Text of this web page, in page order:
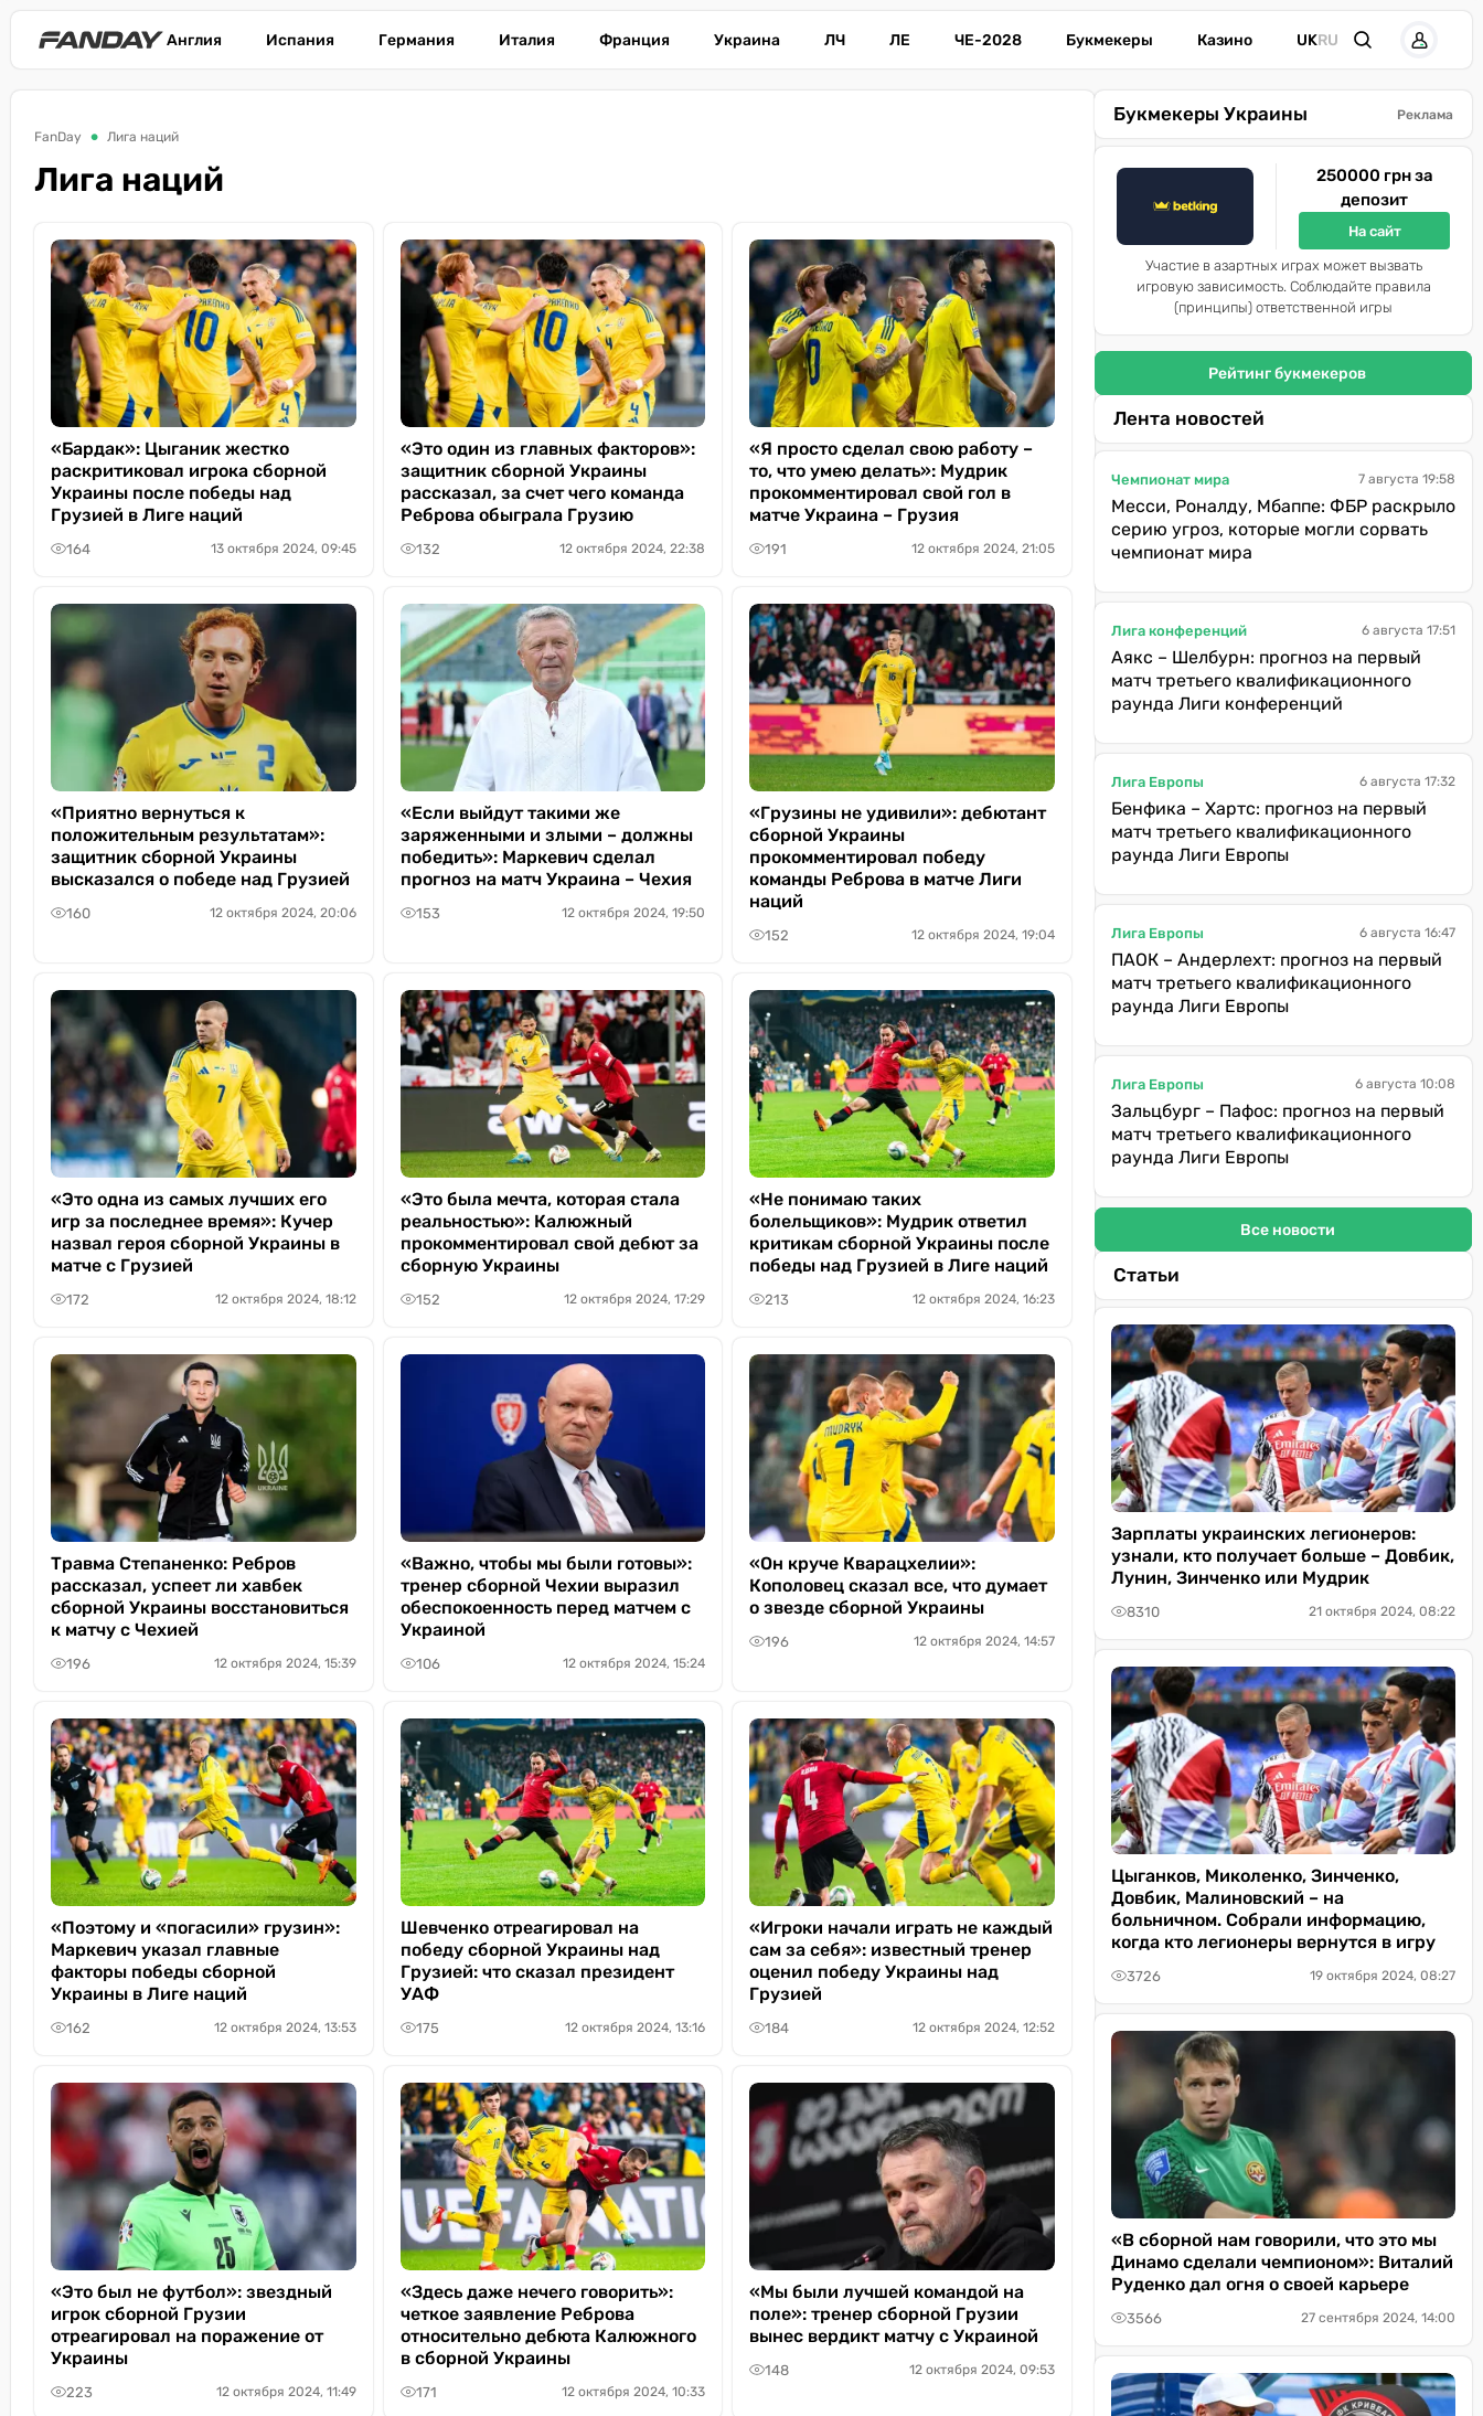
Англия Испания Германия Италия Франция Украина ЛЧ ЛЕ ЧЕ-2028 Букмекеры Казино UKRU
FanDay Лига наций
Лига наций
«Бардак»: Цыганик жестко
раскритиковал игрока сборной
Украины после победы над
Грузией в Лиге наций
164 13 октября 2024, 09:45
«Это один из главных факторов»:
защитник сборной Украины
рассказал, за счет чего команда
Реброва обыграла Грузию
132 12 октября 2024, 22:38
«Я просто сделал свою работу –
то, что умею делать»: Мудрик
прокомментировал свой гол в
матче Украина – Грузия
191 12 октября 2024, 21:05
«Приятно вернуться к
положительным результатам»:
защитник сборной Украины
высказался о победе над Грузией
160 12 октября 2024, 20:06
«Если выйдут такими же
заряженными и злыми – должны
победить»: Маркевич сделал
прогноз на матч Украина – Чехия
153 12 октября 2024, 19:50
«Грузины не удивили»: дебютант
сборной Украины
прокомментировал победу
команды Реброва в матче Лиги
наций
152 12 октября 2024, 19:04
«Это одна из самых лучших его
игр за последнее время»: Кучер
назвал героя сборной Украины в
матче с Грузией
172 12 октября 2024, 18:12
«Это была мечта, которая стала
реальностью»: Калюжный
прокомментировал свой дебют за
сборную Украины
152 12 октября 2024, 17:29
«Не понимаю таких
болельщиков»: Мудрик ответил
критикам сборной Украины после
победы над Грузией в Лиге наций
213 12 октября 2024, 16:23
Травма Степаненко: Ребров
рассказал, успеет ли хавбек
сборной Украины восстановиться
к матчу с Чехией
196 12 октября 2024, 15:39
«Важно, чтобы мы были готовы»:
тренер сборной Чехии выразил
обеспокоенность перед матчем с
Украиной
106 12 октября 2024, 15:24
«Он круче Кварацхелии»:
Кополовец сказал все, что думает
о звезде сборной Украины
196 12 октября 2024, 14:57
«Поэтому и «погасили» грузин»:
Маркевич указал главные
факторы победы сборной
Украины в Лиге наций
162 12 октября 2024, 13:53
Шевченко отреагировал на
победу сборной Украины над
Грузией: что сказал президент
УАФ
175 12 октября 2024, 13:16
«Игроки начали играть не каждый
сам за себя»: известный тренер
оценил победу Украины над
Грузией
184 12 октября 2024, 12:52
«Это был не футбол»: звездный
игрок сборной Грузии
отреагировал на поражение от
Украины
223 12 октября 2024, 11:49
«Здесь даже нечего говорить»:
четкое заявление Реброва
относительно дебюта Калюжного
в сборной Украины
171 12 октября 2024, 10:33
«Мы были лучшей командой на
поле»: тренер сборной Грузии
вынес вердикт матчу с Украиной
148 12 октября 2024, 09:53
Букмекеры Украины Реклама
250000 грн за
депозит
На сайт
Участие в азартных играх может вызвать
игровую зависимость. Соблюдайте правила
(принципы) ответственной игры
Рейтинг букмекеров
Лента новостей
Чемпионат мира 7 августа 19:58
Месси, Роналду, Мбаппе: ФБР раскрыло
серию угроз, которые могли сорвать
чемпионат мира
Лига конференций 6 августа 17:51
Аякс – Шелбурн: прогноз на первый
матч третьего квалификационного
раунда Лиги конференций
Лига Европы 6 августа 17:32
Бенфика – Хартс: прогноз на первый
матч третьего квалификационного
раунда Лиги Европы
Лига Европы 6 августа 16:47
ПАОК – Андерлехт: прогноз на первый
матч третьего квалификационного
раунда Лиги Европы
Лига Европы 6 августа 10:08
Зальцбург – Пафос: прогноз на первый
матч третьего квалификационного
раунда Лиги Европы
Все новости
Статьи
Зарплаты украинских легионеров:
узнали, кто получает больше – Довбик,
Лунин, Зинченко или Мудрик
8310 21 октября 2024, 08:22
Цыганков, Миколенко, Зинченко,
Довбик, Малиновский – на
больничном. Собрали информацию,
когда кто легионеры вернутся в игру
3726 19 октября 2024, 08:27
«В сборной нам говорили, что это мы
Динамо сделали чемпионом»: Виталий
Руденко дал огня о своей карьере
3566 27 сентября 2024, 14:00